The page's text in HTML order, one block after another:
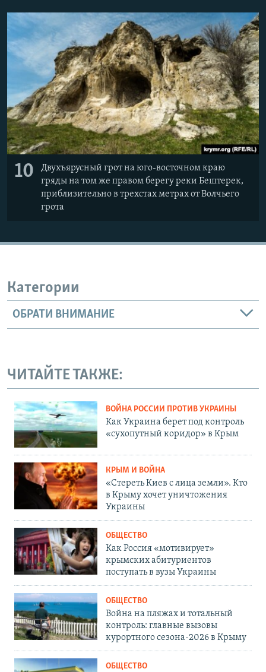
10
Двухъярусный грот на юго-восточном краю
гряды на том же правом берегу реки Бештерек,
приблизительно в трехстах метрах от Волчьего
грота
Категории
ОБРАТИ ВНИМАНИЕ
ЧИТАЙТЕ ТАКЖЕ:
ВОЙНА РОССИИ ПРОТИВ УКРАИНЫ
Как Украина берет под контроль
«сухопутный коридор» в Крым
КРЫМ И ВОЙНА
«Стереть Киев с лица земли». Кто
в Крыму хочет уничтожения
Украины
ОБЩЕСТВО
Как Россия «мотивирует»
крымских абитуриентов
поступать в вузы Украины
ОБЩЕСТВО
Война на пляжах и тотальный
контроль: главные вызовы
курортного сезона-2026 в Крыму
ОБЩЕСТВО